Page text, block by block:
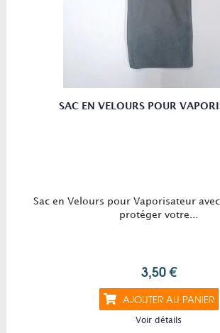
SAC EN VELOURS POUR
Sac en Velours pour Vaporisateur
protéger votre...
3,50 €
AJOUTER AU PANIER
Voir détails